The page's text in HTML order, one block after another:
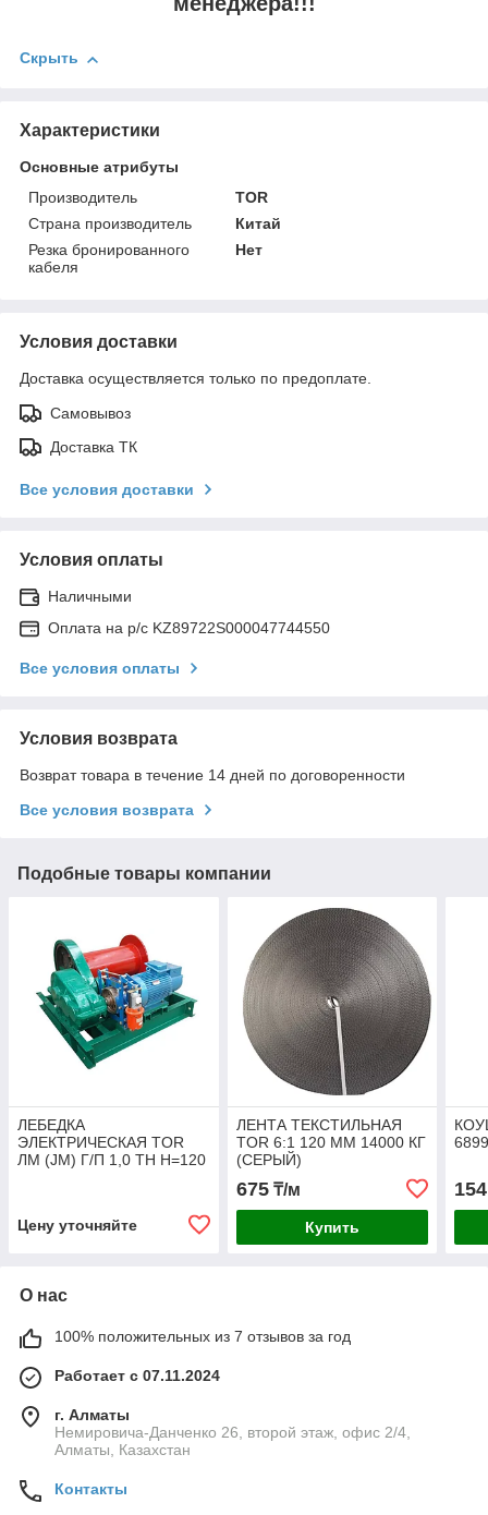
Скрыть
Характеристики
Основные атрибуты
Производитель
TOR
Страна производитель
Китай
Резка бронированного
кабеля
Нет
Условия доставки
Доставка осуществляется только по предоплате.
Самовывоз
Доставка ТК
Все условия доставки
Условия оплаты
Наличными
Оплата на р/с KZ89722S000047744550
Все условия оплаты
Условия возврата
Возврат товара в течение 14 дней по договоренности
Все условия возврата
Подобные товары компании
ЛЕБЕДКА
ЭЛЕКТРИЧЕСКАЯ TOR
ЛМ (JM) Г/П 1,0 ТН Н=120
Цену уточняйте
ЛЕНТА ТЕКСТИЛЬНАЯ
TOR 6:1 120 ММ 14000 КГ
(СЕРЫЙ)
675₸/м
Купить
154
О нас
100% положительных из 7 отзывов за год
Работает с 07.11.2024
г. Алматы
Немировича-Данченко 26, второй этаж, офис 2/4,
Алматы, Казахстан
Контакты